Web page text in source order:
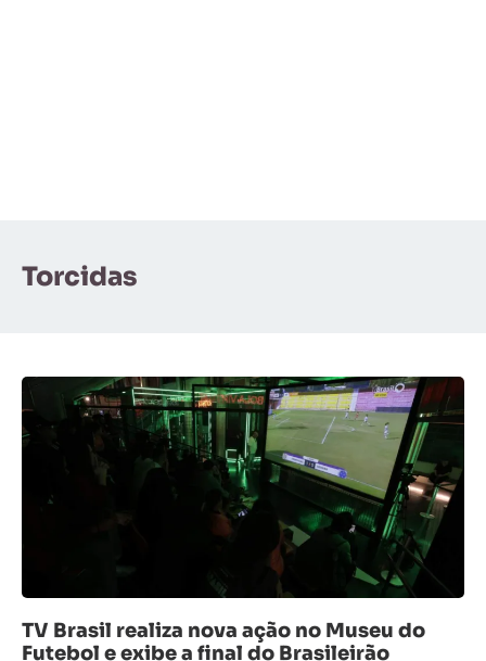
Torcidas
TV Brasil realiza nova ação no Museu do
Futebol e exibe a final do Brasileirão